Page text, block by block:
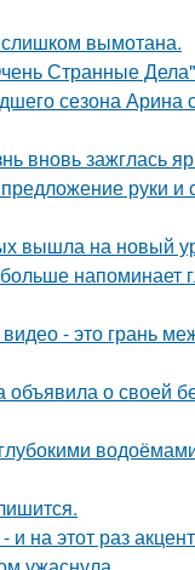
вымотана.
Странные
сезона Арина
вновь зажглась
руки и
вышла на новый
напоминает
- это грань
о своей
на этот раз